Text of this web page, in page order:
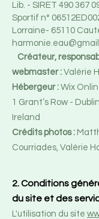
Lib. - SIRET 490 367
Sportif n°
Lorraine- 65110
Créateur,
webmaster : Valérie
Hébergeur : Wix
1 Grant’s Row -
Ireland
Crédits photos :
Courriades, Valérie
2. Conditions
du site et des
L'utilisation du site